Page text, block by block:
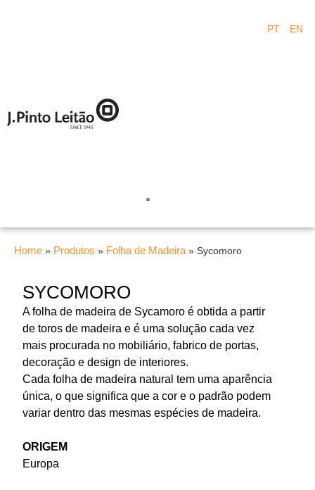
PT EN
Home » Produtos » Folha de Madeira » Sycomoro
SYCOMORO
A folha de madeira de Sycamoro é obtida a partir
de toros de madeira e é uma solução cada vez
mais procurada no mobiliário, fabrico de portas,
decoração e design de interiores.
Cada folha de madeira natural tem uma aparência
única, o que significa que a cor e o padrão podem
variar dentro das mesmas espécies de madeira.
ORIGEM
Europa